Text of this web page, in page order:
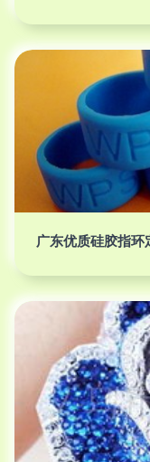
广东优质硅胶指